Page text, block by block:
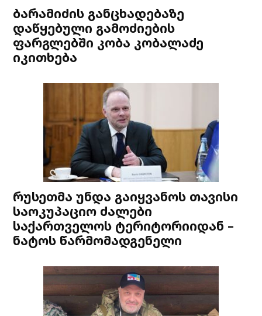
ბარამიძის განცხადებაზე
დაწყებული გამოძიების
ფარგლებში კობა კობალაძე
იკითხება
რუსეთმა უნდა გაიყვანოს თავისი
საოკუპაციო ძალები
საქართველოს ტერიტორიიდან –
ნატოს წარმომადგენელი